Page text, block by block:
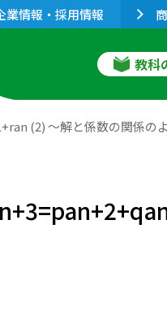
業情報・採用情報
教科
(2) 〜解と係数の関係の